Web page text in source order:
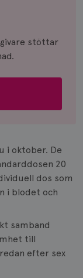
stöttar
i oktober. De
20
dos som
i blodet och
samband
till
efter sex